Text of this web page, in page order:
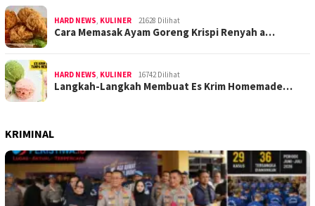
HARD NEWS, KULINER 21628 Dilihat
Cara Memasak Ayam Goreng Krispi Renyah a…
HARD NEWS, KULINER 16742 Dilihat
Langkah-Langkah Membuat Es Krim Homemade…
KRIMINAL